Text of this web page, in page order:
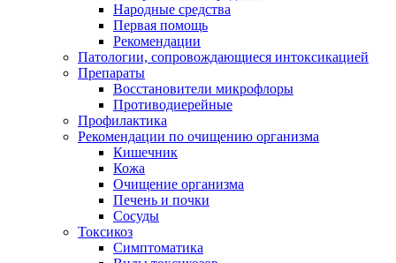
Народные средства
Первая помощь
Рекомендации
Патологии, сопровождающиеся интоксикацией
Препараты
Восстановители микрофлоры
Противодиерейные
Профилактика
Рекомендации по очищению организма
Кишечник
Кожа
Очищение организма
Печень и почки
Сосуды
Токсикоз
Cимптоматика